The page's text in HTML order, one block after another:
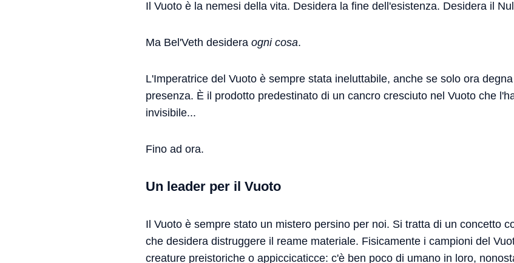
Il Vuoto è la nemesi della vita. Desidera la fine dell'esistenza. Desidera il
Ma Bel'Veth desidera ogni cosa.
L'Imperatrice del Vuoto è sempre stata ineluttabile, anche se solo ora
presenza. È il prodotto predestinato di un cancro cresciuto nel Vuoto che
invisibile...
Fino ad ora.
Un leader per il Vuoto
Il Vuoto è sempre stato un mistero persino per noi. Si tratta di un concetto
che desidera distruggere il reame materiale. Fisicamente i campioni del
creature preistoriche o appiccicaticce: c'è ben poco di umano in loro,